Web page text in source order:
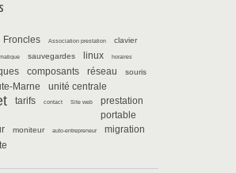
Froncles Association prestation clavier
sauvegardes linux horaires
composants réseau souris
Marne unité centrale
tarifs contact Site web
prestation
portable
moniteur auto-entrepreneur
migration